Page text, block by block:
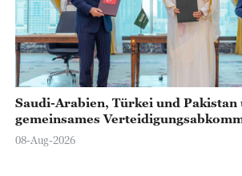
Saudi-Arabien, Türkei und Pakistan
gemeinsames
08-Aug-2026